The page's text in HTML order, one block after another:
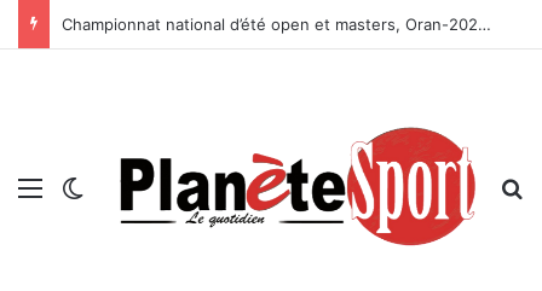
Championnat national d’été open et masters, Oran-2026 — Le CRB s’adjuge le titre
Menu Switch skin